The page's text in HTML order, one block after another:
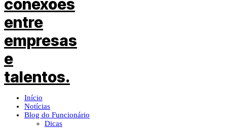
Início
Notícias
Blog do Funcionário
Dicas